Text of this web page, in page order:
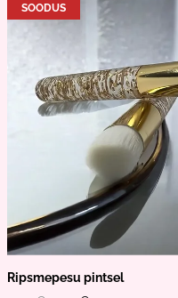
SOODUS
Ripsmepesu pintsel